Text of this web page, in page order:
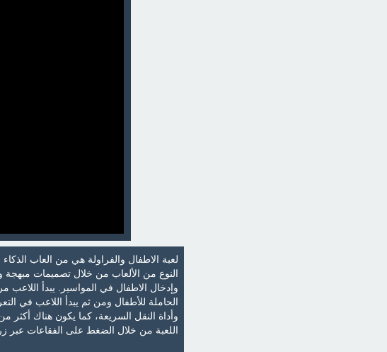
لعبة الاطفال والفراولة هي من العاب
النوع من الألعاب من خلال تصميمات
وإدخال الاطفال في المواسير. يبدأ
الحاملة للأطفال ومن ثم يبدأ اللاعب في
وأداة النقل السريعة، كما يكون هناك
اللعبة من خلال الضغط على الفقاعات عبر